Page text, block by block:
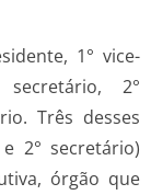
1° vice-
2°
Três desses
2° secretário)
órgão que